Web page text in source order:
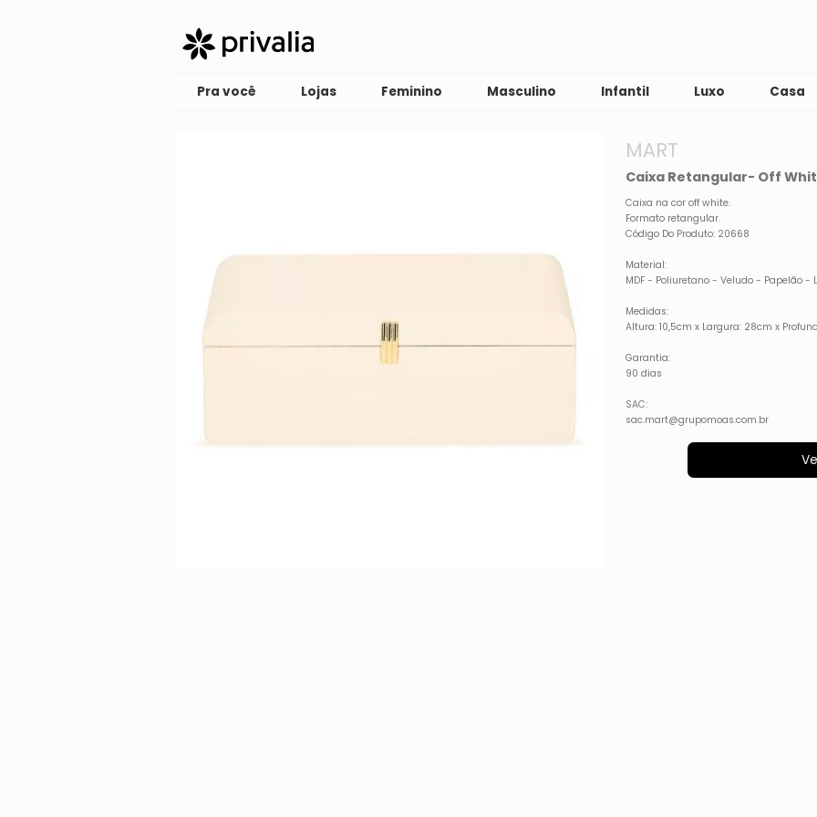
Pra você Lojas Feminino Masculino Infantil Luxo Casa
MART
Caixa Retangular- Off
Caixa na cor off white.
Formato retangular.
Código Do Produto: 20668
Material:
MDF - Poliuretano - Veludo - Papelão -
Medidas:
Altura: 10,5cm x Largura: 28cm x
Garantia:
90 dias
SAC:
sac.mart@grupomoas.com.br